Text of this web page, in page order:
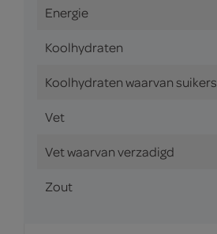
Energie
Koolhydraten
Koolhydraten waarvan suikers
Vet
Vet waarvan verzadigd
Zout